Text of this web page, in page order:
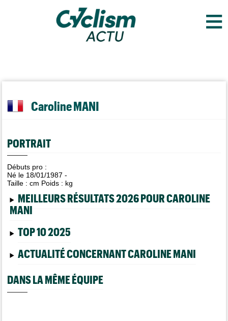
≡
Caroline MANI
PORTRAIT
Débuts pro :
Né le 18/01/1987 -
Taille :cm Poids : kg
MEILLEURS RÉSULTATS 2026 POUR CAROLINE
MANI
TOP 10 2025
ACTUALITÉ CONCERNANT CAROLINE MANI
DANS LA MÊME ÉQUIPE